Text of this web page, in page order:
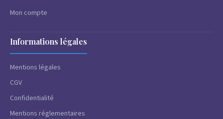
Mon compte
Informations légales
Mentions légales
CGV
Confidentialité
Mentions réglementaires